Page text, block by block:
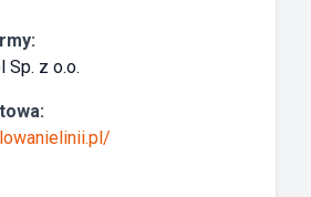
Sp. z o.o.